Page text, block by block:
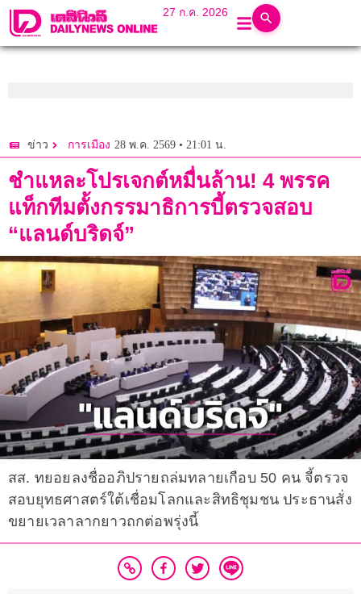
27 ก.ค. 2026
ข่าว การเมือง 28 พ.ค. 2569 • 21:01 น.
ชำแหละโปรเจกต์หมื่นล้าน! 4 พรรค
แท็กทีมตั้งกรรมาธิการบี้ตรวจสอบ
“แลนด์บริดจ์”
สส. ทยอยลงชื่ออภิปรายถล่มทลายเกือบ 50 คน จี้ตรวจ
สอบยุทธศาสตร์ใต้เชื่อมโลกและสิทธิชุมชน ประธานสั่ง
ขยายเวลาลากยาวถกต่อพรุ่งนี้